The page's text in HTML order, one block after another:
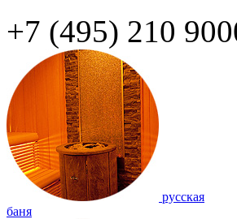
+7 (495) 210
русская
баня